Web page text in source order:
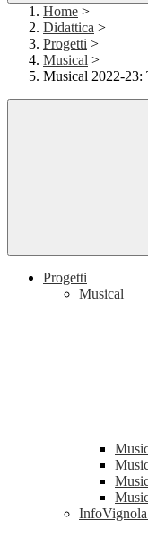
Home >
Didattica >
Progetti >
Musical >
Musical 2022-23:
Progetti
Musical